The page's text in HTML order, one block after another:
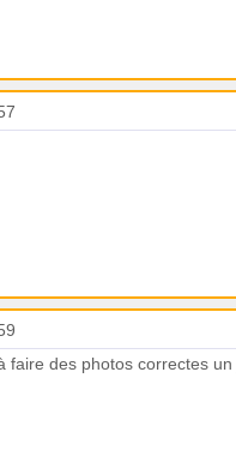
faire des photos correctes